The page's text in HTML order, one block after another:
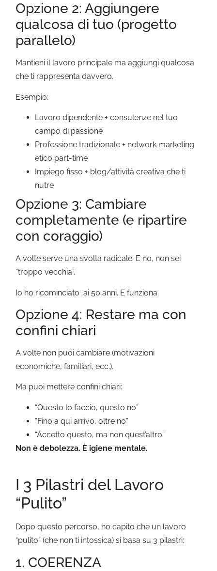
Opzione 2: Aggiungere
qualcosa di tuo (progetto
parallelo)
Mantieni il lavoro principale ma aggiungi qualcosa
che ti rappresenta davvero.
Esempio:
Lavoro dipendente + consulenze nel tuo
campo di passione
Professione tradizionale + network marketing
etico part-time
Impiego fisso + blog/attività creativa che ti
nutre
Opzione 3: Cambiare
completamente (e ripartire
con coraggio)
A volte serve una svolta radicale. E no, non sei
“troppo vecchia”.
Io ho ricominciato ai 50 anni. E funziona.
Opzione 4: Restare ma con
confini chiari
A volte non puoi cambiare (motivazioni
economiche, familiari, ecc.).
Ma puoi mettere confini chiari:
“Questo lo faccio, questo no”
“Fino a qui arrivo, oltre no”
“Accetto questo, ma non quest’altro”
Non è debolezza. È igiene mentale.
I 3 Pilastri del Lavoro
“Pulito”
Dopo questo percorso, ho capito che un lavoro
“pulito” (che non ti intossica) si basa su 3 pilastri:
1. COERENZA